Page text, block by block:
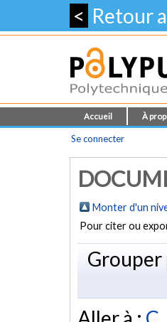
< Retour
Accueil À
Se connecter
Monter d'un
Pour citer ou
Grouper